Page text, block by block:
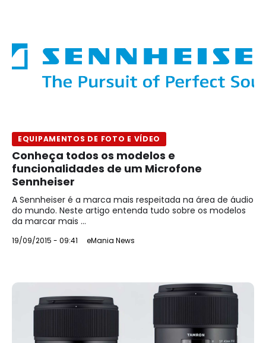
EQUIPAMENTOS DE FOTO E VÍDEO
Conheça todos os modelos e
funcionalidades de um Microfone
Sennheiser
A Sennheiser é a marca mais respeitada na área de áudio
do mundo. Neste artigo entenda tudo sobre os modelos
da marcar mais ...
19/09/2015 - 09:41 eMania News